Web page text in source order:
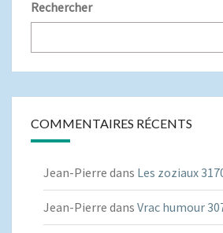
Rechercher
COMMENTAIRES RÉCENTS
Jean-Pierre dans Les zoziaux
Jean-Pierre dans Vrac humour